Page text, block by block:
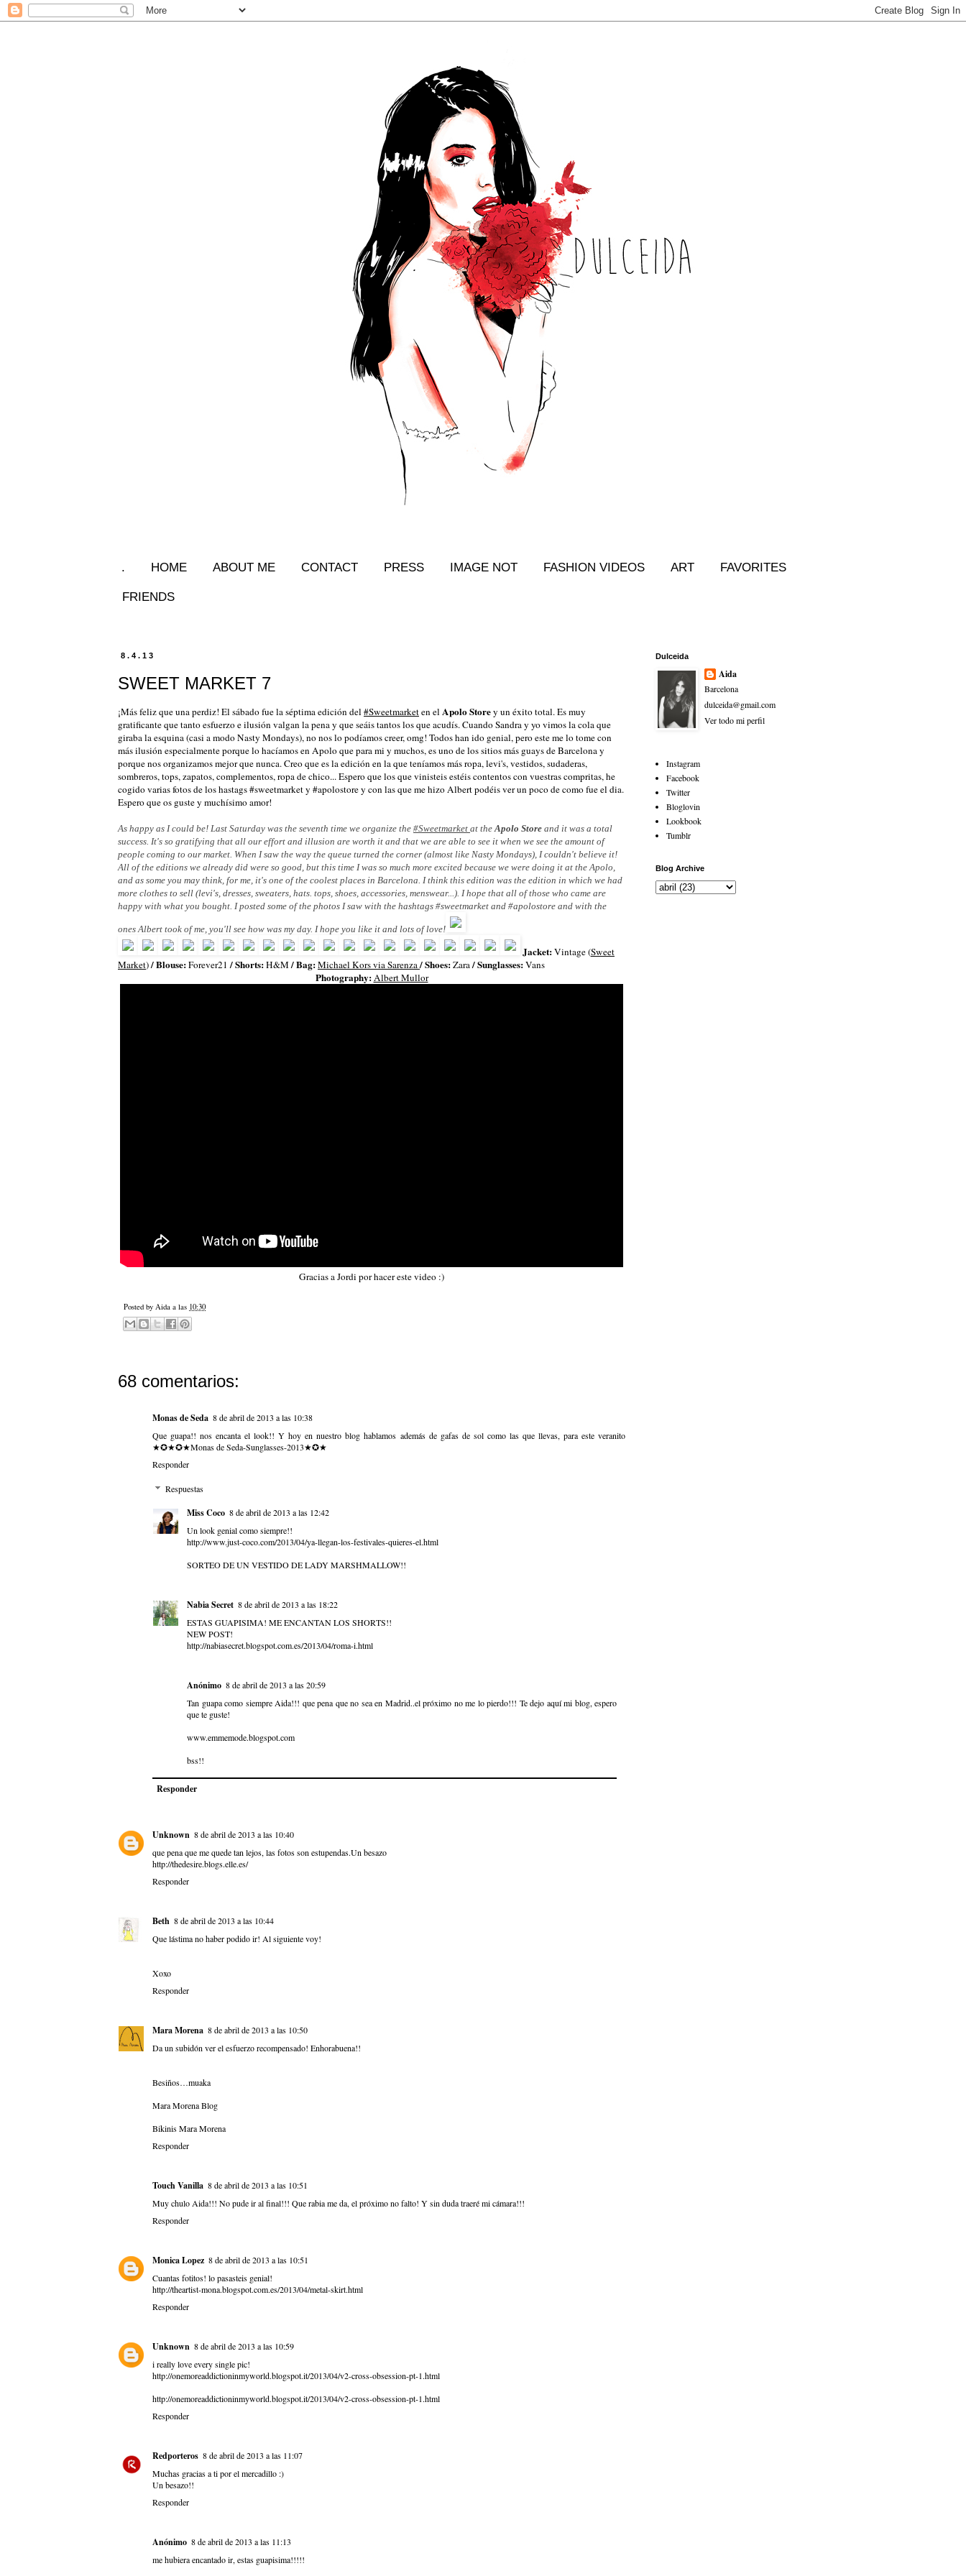
. HOME ABOUT ME CONTACT PRESS IMAGE NOT FASHION VIDEOS ART FAVORITES
FRIENDS
8.4.13
SWEET MARKET 7
¡Más feliz que una perdiz! El sábado fue la séptima edición del #Sweetmarketen el Apolo Storey un éxito total. Es muy
gratificante que tanto esfuerzo e ilusión valgan la pena y que seáis tantos los que acudís. Cuando Sandra y yo vimos la cola que
giraba la esquina (casi a modo Nasty Mondays), no nos lo podíamos creer, omg! Todos han ido genial, pero este me lo tome con
más ilusión especialmente porque lo hacíamos en Apolo que para mi y muchos, es uno de los sitios más guays de Barcelona y
porque nos organizamos mejor que nunca. Creo que es la edición en la que teníamos más ropa, levi's, vestidos, sudaderas,
sombreros, tops, zapatos, complementos, ropa de chico... Espero que los que vinisteis estéis contentos con vuestras compritas, he
cogido varias fotos de los hastags #sweetmarket y #apolostore y con las que me hizo Albert podéis ver un poco de como fue el dia.
Espero que os guste y muchísimo amor!
As happy as I could be! Last Saturday was the seventh time we organize the #Sweetmarket at the Apolo Store and it was a total
success. It's so gratifying that all our effort and illusion are worth it and that we are able to see it when we see the amount of
people coming to our market. When I saw the way the queue turned the corner (almost like Nasty Mondays), I couldn't believe it!
All of the editions we already did were so good, but this time I was so much more excited because we were doing it at the Apolo,
and as some you may think, for me, it's one of the coolest places in Barcelona. I think this edition was the edition in which we had
more clothes to sell (levi's, dresses, sweaters, hats. tops, shoes, accessories, menswear...). I hope that all of those who came are
happy with what you bought. I posted some of the photos I saw with the hashtags #sweetmarket and #apolostore and with the
ones Albert took of me, you'll see how was my day. I hope you like it and lots of love!
Jacket:Vintage (Sweet
Market)/ Blouse:Forever21/ Shorts:H&M/ Bag:Michael Kors via Sarenza/ Shoes:Zara/ Sunglasses:Vans
Photography:Albert Mullor
Gracias a Jordi por hacer este video :)
Posted by Aida a las 10:30
68 comentarios:
Monas de Seda 8 de abril de 2013 a las 10:38
Que guapa!! nos encanta el look!! Y hoy en nuestro blog hablamos además de gafas de sol como las que llevas, para este veranito
★✪★✪★Monas de Seda-Sunglasses-2013★✪★
Responder
Respuestas
Miss Coco 8 de abril de 2013 a las 12:42
Un look genial como siempre!!
http://www.just-coco.com/2013/04/ya-llegan-los-festivales-quieres-el.html
SORTEO DE UN VESTIDO DE LADY MARSHMALLOW!!
Nabia Secret 8 de abril de 2013 a las 18:22
ESTAS GUAPISIMA! ME ENCANTAN LOS SHORTS!!
NEW POST!
http://nabiasecret.blogspot.com.es/2013/04/roma-i.html
Anónimo 8 de abril de 2013 a las 20:59
Tan guapa como siempre Aida!!! que pena que no sea en Madrid..el próximo no me lo pierdo!!! Te dejo aquí mi blog, espero
que te guste!
www.emmemode.blogspot.com
bss!!
Responder
Unknown 8 de abril de 2013 a las 10:40
que pena que me quede tan lejos, las fotos son estupendas.Un besazo
http://thedesire.blogs.elle.es/
Responder
Beth 8 de abril de 2013 a las 10:44
Que lástima no haber podido ir! Al siguiente voy!
Xoxo
Responder
Mara Morena 8 de abril de 2013 a las 10:50
Da un subidón ver el esfuerzo recompensado! Enhorabuena!!
Besiños…muaka
Mara Morena Blog
Bikinis Mara Morena
Responder
Touch Vanilla 8 de abril de 2013 a las 10:51
Muy chulo Aida!!! No pude ir al final!!! Que rabia me da, el próximo no falto! Y sin duda traeré mi cámara!!!
Responder
Monica Lopez 8 de abril de 2013 a las 10:51
Cuantas fotitos! lo pasasteis genial!
http://theartist-mona.blogspot.com.es/2013/04/metal-skirt.html
Responder
Unknown 8 de abril de 2013 a las 10:59
i really love every single pic!
http://onemoreaddictioninmyworld.blogspot.it/2013/04/v2-cross-obsession-pt-1.html
http://onemoreaddictioninmyworld.blogspot.it/2013/04/v2-cross-obsession-pt-1.html
Responder
Redporteros 8 de abril de 2013 a las 11:07
Muchas gracias a ti por el mercadillo :)
Un besazo!!
Responder
Anónimo 8 de abril de 2013 a las 11:13
me hubiera encantado ir, estas guapisima!!!!!
Dulceida
Aida
Barcelona
dulceida@gmail.com
Ver todo mi perfil
Instagram
Facebook
Twitter
Bloglovin
Lookbook
Tumblr
Blog Archive